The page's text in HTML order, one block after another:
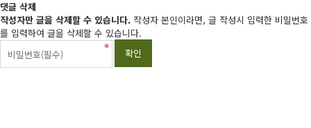
댓글 삭제
작성자만 글을 삭제할 수 있습니다. 작성자 본인이라면, 글 작성시 입력한 비밀번호
를 입력하여 글을 삭제할 수 있습니다.